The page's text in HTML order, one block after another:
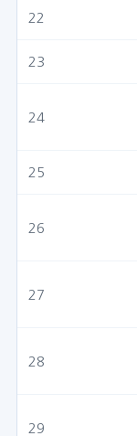
22
23
24
25
26
27
28
29